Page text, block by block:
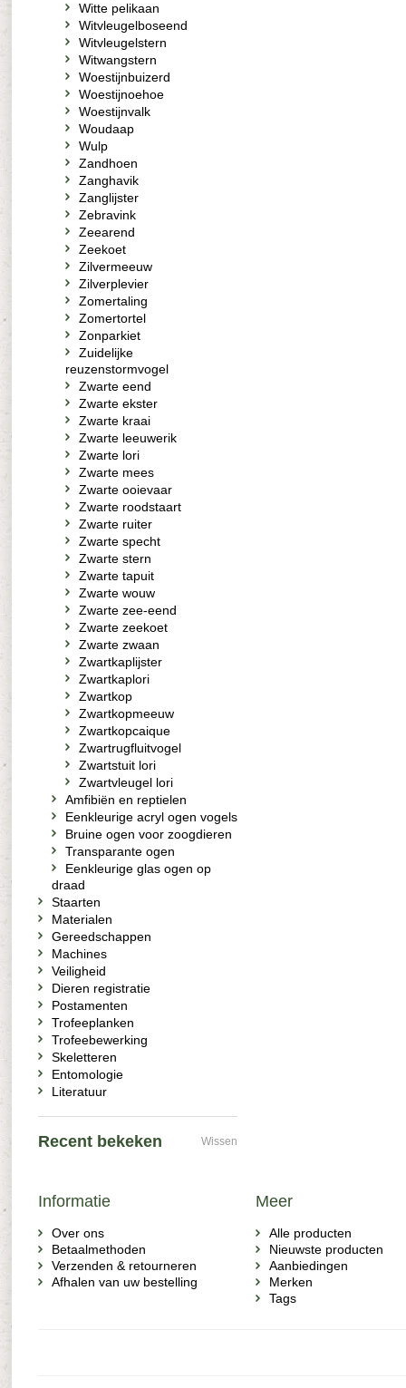
Witte pelikaan
Witvleugelboseend
Witvleugelstern
Witwangstern
Woestijnbuizerd
Woestijnoehoe
Woestijnvalk
Woudaap
Wulp
Zandhoen
Zanghavik
Zanglijster
Zebravink
Zeearend
Zeekoet
Zilvermeeuw
Zilverplevier
Zomertaling
Zomertortel
Zonparkiet
Zuidelijke
reuzenstormvogel
Zwarte eend
Zwarte ekster
Zwarte kraai
Zwarte leeuwerik
Zwarte lori
Zwarte mees
Zwarte ooievaar
Zwarte roodstaart
Zwarte ruiter
Zwarte specht
Zwarte stern
Zwarte tapuit
Zwarte wouw
Zwarte zee-eend
Zwarte zeekoet
Zwarte zwaan
Zwartkaplijster
Zwartkaplori
Zwartkop
Zwartkopmeeuw
Zwartkopcaique
Zwartrugfluitvogel
Zwartstuit lori
Zwartvleugel lori
Amfibiën en reptielen
Eenkleurige acryl ogen vogels
Bruine ogen voor zoogdieren
Transparante ogen
Eenkleurige glas ogen op
draad
Staarten
Materialen
Gereedschappen
Machines
Veiligheid
Dieren registratie
Postamenten
Trofeeplanken
Trofeebewerking
Skeletteren
Entomologie
Literatuur
Recent bekeken Wissen
Informatie
Over ons
Betaalmethoden
Verzenden & retourneren
Afhalen van uw bestelling
Meer
Alle producten
Nieuwste producten
Aanbiedingen
Merken
Tags